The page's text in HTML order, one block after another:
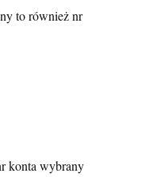
to również nr
konta wybrany